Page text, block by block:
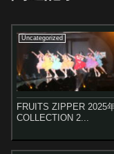
Uncategorized
FRUITS ZIPPER 2025
COLLECTION 2...